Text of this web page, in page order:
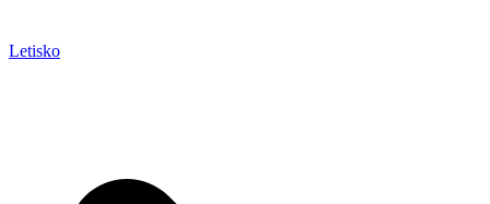
Letisko